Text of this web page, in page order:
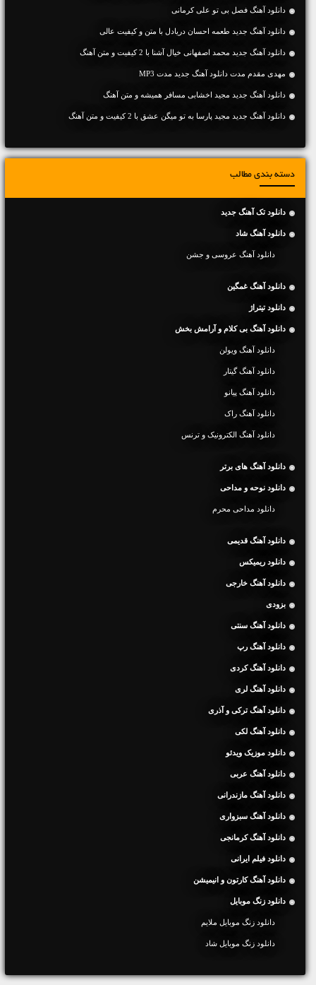
دانلود آهنگ فصل بی تو علی کرمانی
دانلود آهنگ جديد طعمه احسان دریادل با متن و کیفیت عالی
دانلود آهنگ جديد محمد اصفهانی خیال آشنا با 2 کیفیت و متن آهنگ
مهدی مقدم مدت دانلود آهنگ جدید مدت MP3
دانلود آهنگ جديد مجید اخشابی مسافر همیشه و متن آهنگ
دانلود آهنگ جديد مجید پارسا به تو میگن عشق با 2 کیفیت و متن آهنگ
دسته بندی مطالب
دانلود تک آهنگ جدید
دانلود آهنگ شاد
دانلود آهنگ عروسی و جشن
دانلود آهنگ غمگین
دانلود تیتراژ
دانلود آهنگ بی کلام و آرامش بخش
دانلود آهنگ ویولن
دانلود آهنگ گیتار
دانلود آهنگ پیانو
دانلود آهنگ راک
دانلود آهنگ الکترونیک و ترنس
دانلود آهنگ های برتر
دانلود نوحه و مداحی
دانلود مداحی محرم
دانلود آهنگ قدیمی
دانلود ریمیکس
دانلود آهنگ خارجی
بزودی
دانلود آهنگ سنتی
دانلود آهنگ رپ
دانلود آهنگ کردی
دانلود آهنگ لری
دانلود آهنگ ترکی و آذری
دانلود آهنگ لکی
دانلود موزیک ویدئو
دانلود آهنگ عربی
دانلود آهنگ مازندرانی
دانلود آهنگ سبزواری
دانلود آهنگ کرمانجی
دانلود فیلم ایرانی
دانلود آهنگ کارتون و انیمیشن
دانلود زنگ موبایل
دانلود زنگ موبایل ملایم
دانلود زنگ موبایل شاد